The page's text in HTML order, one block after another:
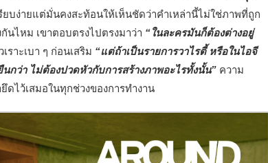
ยบง่ายแต่มั่นคงสะท้อนให้เห็นชัดว่าคำเหล่านี้ไม่ใช่ภาพที่ถูก
นไหม เขาตอบตรงไปตรงมาว่า “ในละครมันก็ต้องต่างอยู่
เราะเบา ๆ ก่อนเสริม “แต่ถ้าเป็นรายการวาไรตี้ หรือในไอจี
กว่า ไม่ต้องปวดหัวกับการสร้างภาพอะไรทั้งนั้น” ความ
ดไว้เสมอในทุกช่วงของการทำงาน